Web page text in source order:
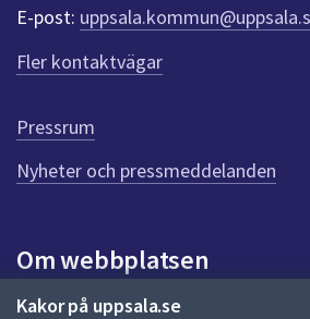
Kakor på uppsala.se
r
f
ö
r
e
n
n
a
d
a
E-post:
Fler kontaktvägar
Pressrum
Nyheter och pressmeddelanden
Om webbplatsen
Om webbplatsen